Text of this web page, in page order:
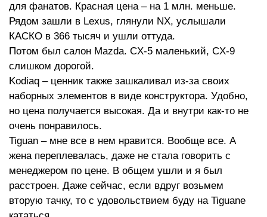
для фанатов. Красная цена – на 1 млн. меньше.
Рядом зашли в Lexus, глянули NX, услышали
КАСКО в 366 тысяч и ушли оттуда.
Потом был салон Mazda. CX-5 маленький, CX-9
слишком дорогой.
Kodiaq – ценник также зашкаливал из-за своих
наборных элементов в виде конструктора. Удобно,
но цена получается высокая. Да и внутри как-то не
очень понравилось.
Tiguan – мне все в нем нравится. Вообще все. А
жена переплевалась, даже не стала говорить с
менеджером по цене. В общем ушли и я был
расстроен. Даже сейчас, если вдруг возьмем
вторую тачку, то с удовольствием буду на Tiguane